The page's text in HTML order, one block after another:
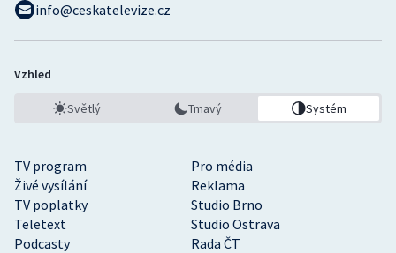
TV program
Pro média
Živé vysílání
Reklama
TV poplatky
Studio Brno
Teletext
Studio Ostrava
Podcasty
Rada ČT
info@ceskatelevize.cz
Vzhled
Světlý Tmavý Systém